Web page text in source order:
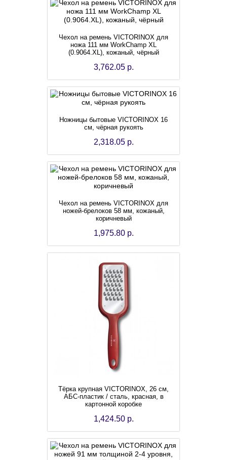
Чехол на ремень VICTORINOX для
ножа 111 мм WorkChamp XL
(0.9064.XL), кожаный, чёрный
3,762.05 р.
Ножницы бытовые VICTORINOX 16
см, чёрная рукоять
2,318.05 р.
Чехол на ремень VICTORINOX для
ножей-брелоков 58 мм, кожаный,
коричневый
1,975.80 р.
Тёрка крупная VICTORINOX, 26 см,
АБС-пластик / сталь, красная, в
картонной коробке
1,424.50 р.